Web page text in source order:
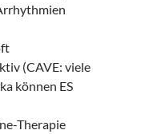
(CAVE: viele
können ES
Therapie